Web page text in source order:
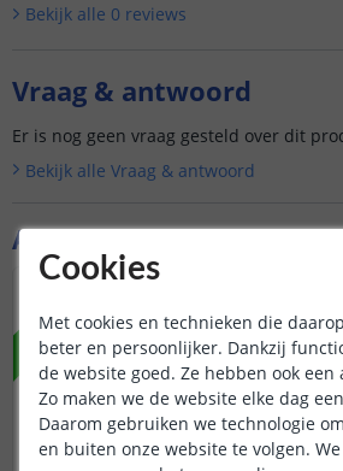
Aanvullende producten
NIEUW
Bekijk alle 0 reviews
Vraag & antwoord
Er is nog geen vraag gesteld over dit
Bekijk alle Vraag & antwoord
Cookies
Met cookies en technieken die
beter en persoonlijker. Dankzij
de website goed. Ze hebben ook
Zo maken we de website elke dag
Daarom gebruiken we technologie
en buiten onze website te volgen.